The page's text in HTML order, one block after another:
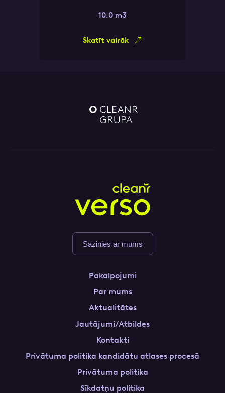
10.0 m3
Skatīt vairāk
Sazinies ar mums
Pakalpojumi
Par mums
Aktualitātes
Jautājumi/Atbildes
Kontakti
Privātuma politika kandidātu atlases procesā
Privātuma politika
Sīkdatņu politika